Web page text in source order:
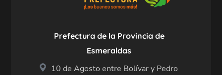
Prefectura de la Provincia de
Esmeraldas
10 de Agosto entre Bolívar y Pedro